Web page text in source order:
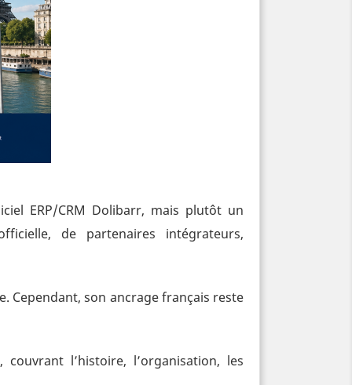
ERP/CRM Dolibarr, mais plutôt un
de partenaires intégrateurs,
Cependant, son ancrage français reste
, couvrant l’histoire, l’organisation, les